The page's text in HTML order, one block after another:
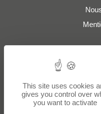
Liste des adresses
Liste des adresses e-
-Création ou refonte
Sites partenaires:
This site uses cookies
gives you control over
you want to activate